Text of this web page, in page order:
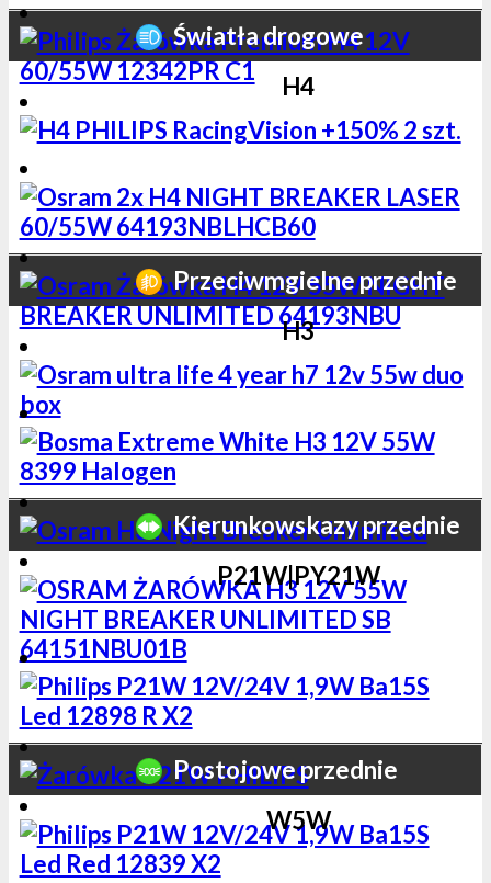
Światła drogowe
H4
Przeciwmgielne przednie
H3
Kierunkowskazy przednie
P21W|PY21W
Postojowe przednie
W5W